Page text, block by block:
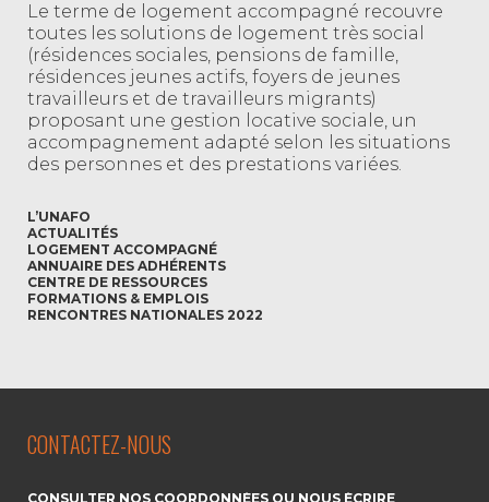
Le terme de logement accompagné recouvre
toutes les solutions de logement très social
(résidences sociales, pensions de famille,
résidences jeunes actifs, foyers de jeunes
travailleurs et de travailleurs migrants)
proposant une gestion locative sociale, un
accompagnement adapté selon les situations
des personnes et des prestations variées.
L’UNAFO
ACTUALITÉS
LOGEMENT ACCOMPAGNÉ
ANNUAIRE DES ADHÉRENTS
CENTRE DE RESSOURCES
FORMATIONS & EMPLOIS
RENCONTRES NATIONALES 2022
CONTACTEZ-NOUS
CONSULTER NOS COORDONNÉES OU NOUS ÉCRIRE